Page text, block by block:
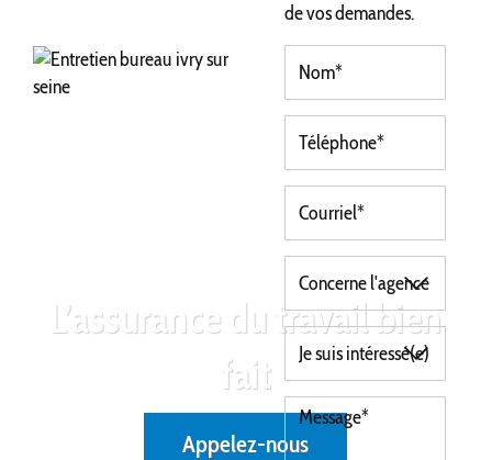
L’assurance du travail bien
fait
Appelez-nous
de vos demandes.